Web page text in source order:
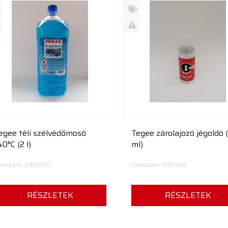
téli szélvédőmosó
(2 l)
5909333
RÉSZLETEK
Új
termék
%
Tegee zárolajozó jégoldó
ml)
Cikkszám: 5913342
RÉSZLETEK